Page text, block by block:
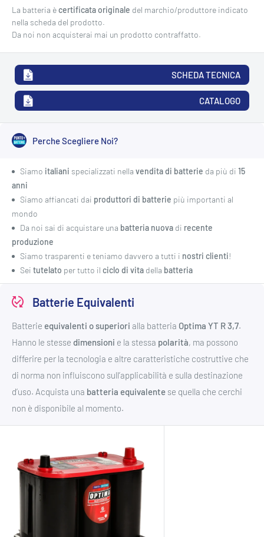
La batteria ècertificata originale del marchio/produttore indicato
nella scheda del prodotto.
Da noi non acquisterai mai un prodotto contraffatto.
SCHEDA TECNICA
CATALOGO
Perche Scegliere Noi?
Siamo italiani specializzati nella vendita di batterie da più di 15
anni
Siamo affiancati dai produttori di batterie più importanti al
mondo
Da noi sai di acquistare una batteria nuova di recente
produzione
Siamo trasparenti e teniamo davvero a tutti i nostri clienti!
Sei tutelato per tutto il ciclo di vita della batteria
Batterie Equivalenti
Batterie equivalenti o superiori alla batteria Optima YT R 3,7.
Hanno le stesse dimensioni e la stessa polarità, ma possono
differire per la tecnologia e altre caratteristiche costruttive che
di norma non influiscono sull’applicabilità e sulla destinazione
d’uso. Acquista una batteria equivalente se quella che cerchi
non è disponibile al momento.